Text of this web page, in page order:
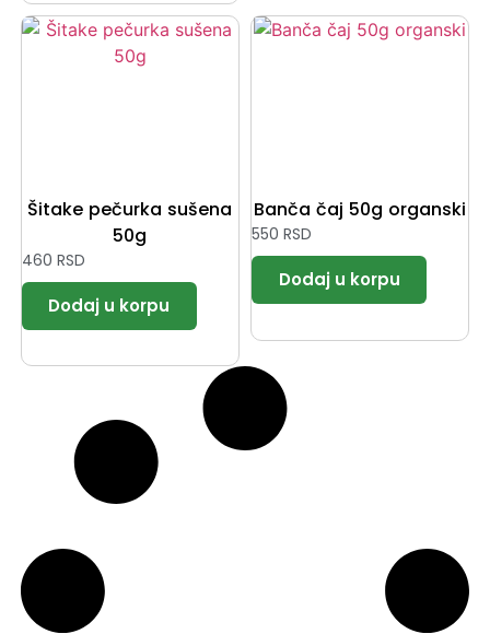
Šitake pečurka sušena
50g
460 RSD
Banča čaj 50g organski
550 RSD